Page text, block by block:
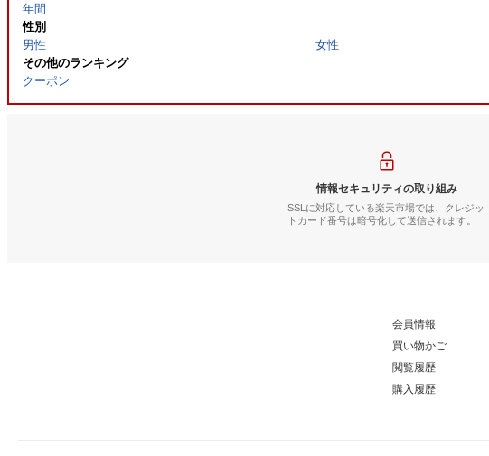
年間
性別
男性
女性
その他のランキング
クーポン
情報セキュリティの取り組み
SSLに対応している楽天市場では、クレジッ
トカード番号は暗号化して送信されます。
会員情報
買い物かご
閲覧履歴
購入履歴